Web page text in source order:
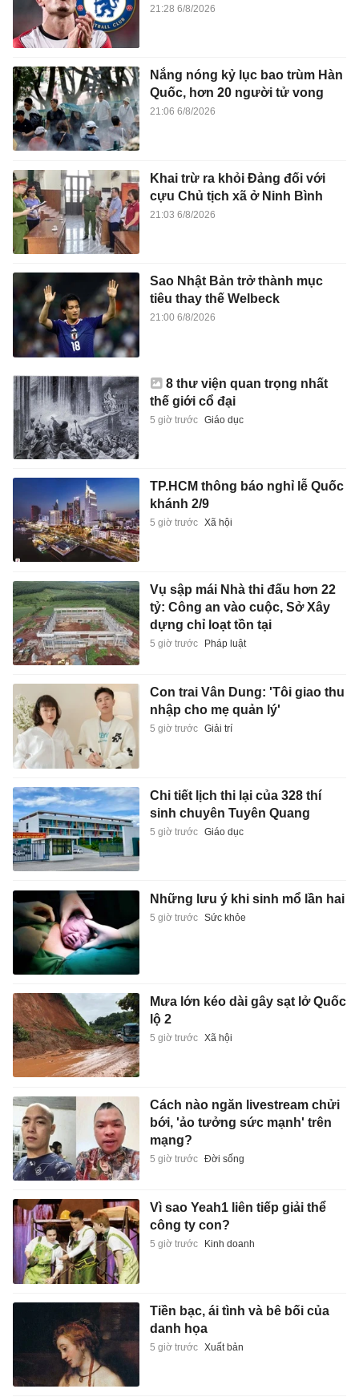
21:28 6/8/2026
Nắng nóng kỷ lục bao trùm Hàn
Quốc, hơn 20 người tử vong
21:06 6/8/2026
Khai trừ ra khỏi Đảng đối với
cựu Chủ tịch xã ở Ninh Bình
21:03 6/8/2026
Sao Nhật Bản trở thành mục
tiêu thay thế Welbeck
21:00 6/8/2026
8 thư viện quan trọng nhất
thế giới cổ đại
5 giờ trước Giáo dục
TP.HCM thông báo nghỉ lễ Quốc
khánh 2/9
5 giờ trước Xã hội
Vụ sập mái Nhà thi đấu hơn 22
tỷ: Công an vào cuộc, Sở Xây
dựng chỉ loạt tồn tại
5 giờ trước Pháp luật
Con trai Vân Dung: 'Tôi giao thu
nhập cho mẹ quản lý'
5 giờ trước Giải trí
Chi tiết lịch thi lại của 328 thí
sinh chuyên Tuyên Quang
5 giờ trước Giáo dục
Những lưu ý khi sinh mổ lần hai
5 giờ trước Sức khỏe
Mưa lớn kéo dài gây sạt lở Quốc
lộ 2
5 giờ trước Xã hội
Cách nào ngăn livestream chửi
bới, 'ảo tưởng sức mạnh' trên
mạng?
5 giờ trước Đời sống
Vì sao Yeah1 liên tiếp giải thể
công ty con?
5 giờ trước Kinh doanh
Tiền bạc, ái tình và bê bối của
danh họa
5 giờ trước Xuất bản